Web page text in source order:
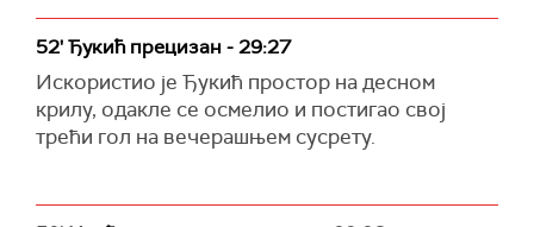
52' Ђукић прецизан - 29:27
Искористио је Ђукић простор на десном
крилу, одакле се осмелио и постигао свој
трећи гол на вечерашњем сусрету.